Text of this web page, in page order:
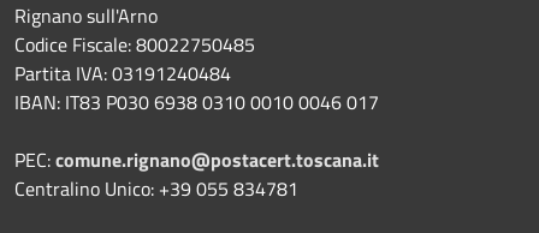
Rignano sull'Arno
Codice Fiscale: 80022750485
Partita IVA: 03191240484
IBAN: IT83 P030 6938 0310 0010 0046 017
PEC:comune.rignano@postacert.toscana.it
Centralino Unico: +39 055 834781